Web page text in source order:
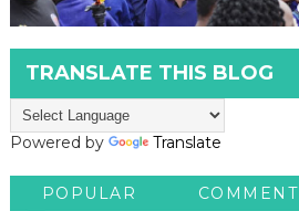
TRANSLATE THIS BLOG
Powered by Translate
POPULAR COMMENT